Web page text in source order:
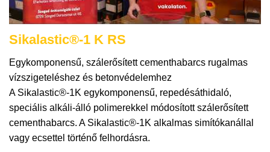
Sikalastic®-1 K RS
Egykomponensű, szálerősített cementhabarcs rugalmas
vízszigeteléshez és betonvédelemhez
A Sikalastic®-1K egykomponensű, repedésáthidaló,
speciális alkáli-álló polimerekkel módosított szálerősített
cementhabarcs. A Sikalastic®-1K alkalmas simítókanállal
vagy ecsettel történő felhordásra.